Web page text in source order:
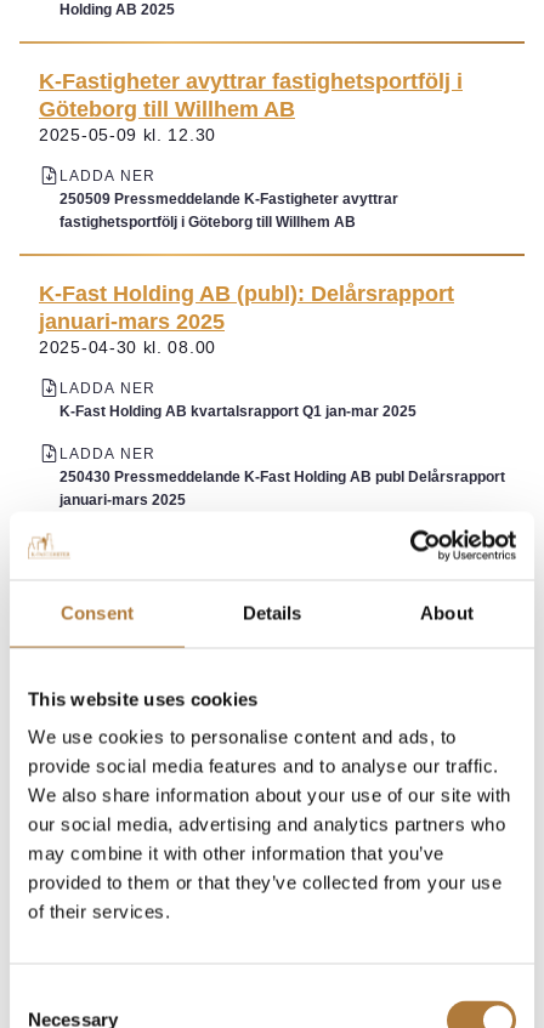
Consent Details About
This website uses cookies
We use cookies to personalise content and ads, to
provide social media features and to analyse our traffic.
We also share information about your use of our site with
our social media, advertising and analytics partners who
may combine it with other information that you’ve
provided to them or that they’ve collected from your use
of their services.
Necessary
Holding AB 2025
K-Fastigheter avyttrar fastighetsportfölj i
Göteborg till Willhem AB
2025-05-09 kl. 12.30
LADDA NER
250509 Pressmeddelande K-Fastigheter avyttrar
fastighetsportfölj i Göteborg till Willhem AB
K-Fast Holding AB (publ): Delårsrapport
januari-mars 2025
2025-04-30 kl. 08.00
LADDA NER
K-Fast Holding AB kvartalsrapport Q1 jan-mar 2025
LADDA NER
250430 Pressmeddelande K-Fast Holding AB publ Delårsrapport
januari-mars 2025
Gävle och Uppsala till K-Fast Kilen AB
2025-04-29 kl. 17.00
250429 Pressmeddelande K-Fastigheter avyttrar
K-Fastigheter presenterar delårsrapport för
januari – mars 2025
2025-04-24 kl. 14.00
LADDA NER
250424 Pressmeddelande K-Fastigheter presenterar
Kallelse till årsstämma i K-Fast Holding AB